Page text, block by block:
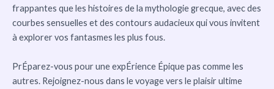
frappantes que les histoires de la mythologie grecque, avec des
courbes sensuelles et des contours audacieux qui vous invitent
à explorer vos fantasmes les plus fous.
PrÉparez-vous pour une expÉrience Épique pas comme les
autres. Rejoignez-nous dans le voyage vers le plaisir ultime